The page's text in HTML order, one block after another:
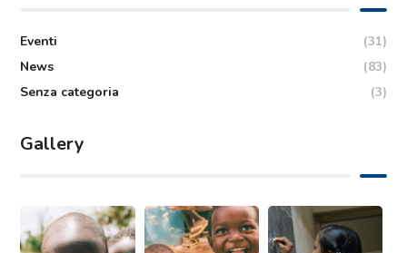
Eventi
(31)
News
(83)
Senza categoria
(3)
Gallery